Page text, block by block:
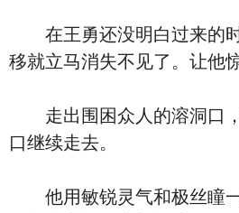
在王勇还没明白过来的时
移就立马消失不见了。让他
走出围困众人的溶洞口，
口继续走去。
他用敏锐灵气和极丝瞳一